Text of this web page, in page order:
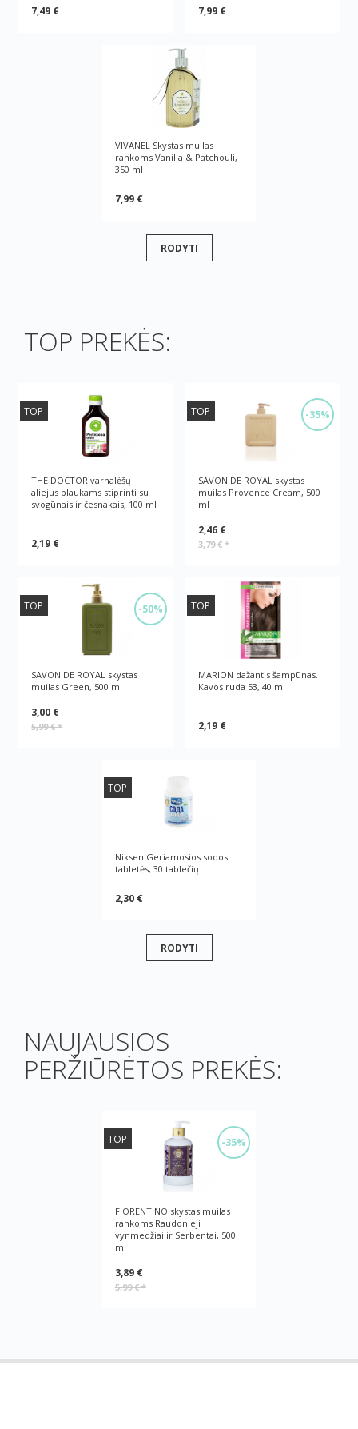
7,49 € 7,99 €
VIVANEL Skystas muilas
rankoms Vanilla & Patchouli,
350 ml
7,99 €
RODYTI
TOP PREKĖS:
TOP
THE DOCTOR varnalėšų
aliejus plaukams stiprinti su
svogūnais ir česnakais, 100 ml
2,19 €
-35%
TOP
SAVON DE ROYAL skystas
muilas Provence Cream, 500
ml
2,46 €
3,79 €*
-50%
TOP
SAVON DE ROYAL skystas
muilas Green, 500 ml
3,00 €
5,99 €*
TOP
MARION dažantis šampūnas.
Kavos ruda 53, 40 ml
2,19 €
TOP
Niksen Geriamosios sodos
tabletės, 30 tablečių
2,30 €
RODYTI
NAUJAUSIOS
PERŽIŪRĖTOS PREKĖS:
-35%
TOP
FIORENTINO skystas muilas
rankoms Raudonieji
vynmedžiai ir Serbentai, 500
ml
3,89 €
5,99 €*